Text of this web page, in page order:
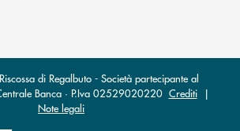
di Regalbuto - Società partecipante al
Banca · P.Iva 02529020220 Crediti|
Note legali